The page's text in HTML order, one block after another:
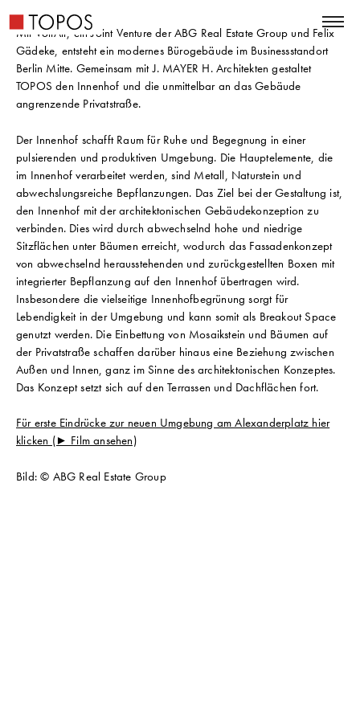
Mit VoltAir, ein Joint Venture der ABG Real Estate Group und Felix
Gädeke, entsteht ein modernes Bürogebäude im Businessstandort
Berlin Mitte. Gemeinsam mit J. MAYER H. Architekten gestaltet
TOPOS den Innenhof und die unmittelbar an das Gebäude
angrenzende Privatstraße.
Der Innenhof schafft Raum für Ruhe und Begegnung in einer
pulsierenden und produktiven Umgebung. Die Hauptelemente, die
im Innenhof verarbeitet werden, sind Metall, Naturstein und
abwechslungsreiche Bepflanzungen. Das Ziel bei der Gestaltung ist,
den Innenhof mit der architektonischen Gebäudekonzeption zu
verbinden. Dies wird durch abwechselnd hohe und niedrige
Sitzflächen unter Bäumen erreicht, wodurch das Fassadenkonzept
von abwechselnd herausstehenden und zurückgestellten Boxen mit
integrierter Bepflanzung auf den Innenhof übertragen wird.
Insbesondere die vielseitige Innenhofbegrünung sorgt für
Lebendigkeit in der Umgebung und kann somit als Breakout Space
genutzt werden. Die Einbettung von Mosaikstein und Bäumen auf
der Privatstraße schaffen darüber hinaus eine Beziehung zwischen
Außen und Innen, ganz im Sinne des architektonischen Konzeptes.
Das Konzept setzt sich auf den Terrassen und Dachflächen fort.
Für erste Eindrücke zur neuen Umgebung am Alexanderplatz hier
klicken (► Film ansehen)
Bild: © ABG Real Estate Group